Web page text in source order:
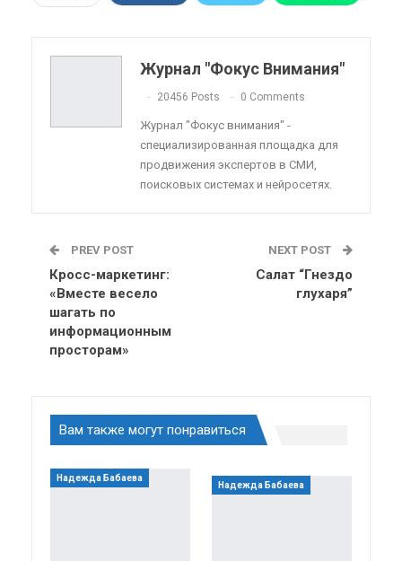
Telegram VK Viber
Linkedin Tumblr
Журнал "Фокус Внимания"
20456 Posts 0 Comments
Журнал "Фокус внимания" -
специализированная площадка для
продвижения экспертов в СМИ,
поисковых системах и нейросетях.
PREV POST
Кросс-маркетинг:
«Вместе весело
шагать по
информационным
просторам»
NEXT POST
Салат “Гнездо
глухаря”
Вам также могут понравиться
Надежда Бабаева
Надежда Бабаева